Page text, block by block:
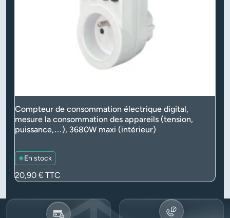
Compteur de consommation électrique digital,
mesure la consommation des appareils (tension,
puissance,…), 3680W maxi (intérieur)
En stock
Prix
20,90 € TTC